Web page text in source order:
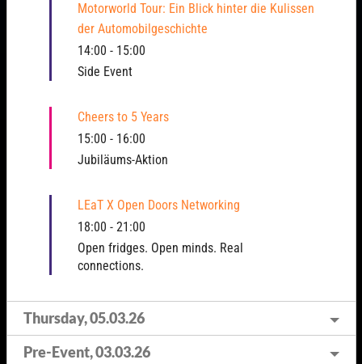
Motorworld Tour: Ein Blick hinter die Kulissen
der Automobilgeschichte
14:00 - 15:00
Side Event
Cheers to 5 Years
15:00 - 16:00
Jubiläums-Aktion
LEaT X Open Doors Networking
18:00 - 21:00
Open fridges. Open minds. Real
connections.
Thursday, 05.03.26
Pre-Event, 03.03.26